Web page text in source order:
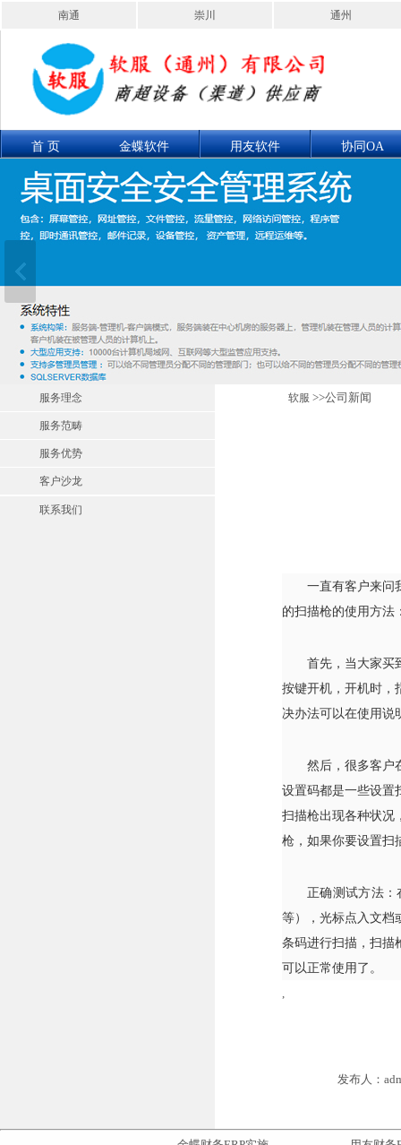
南通 崇川 通州
首 页 金蝶软件 用友软件 协同OA
联系我们 产品展示
服务理念
服务范畴
服务优势
客户沙龙
联系我们
软服 >>公司新闻
一直有客户来问
的扫描枪的使用方法
首先，当大家买
按键开机，开机时，
决办法可以在使用说
然后，很多客户
设置码都是一些设置
扫描枪出现各种状况
枪，如果你要设置扫
正确测试方法：
等），光标点入文档
条码进行扫描，扫描
可以正常使用了。
,
发布人：